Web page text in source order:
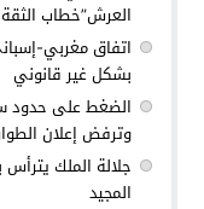
العرش”خطاب الثقة
اتفاق مغربي-
بشكل غير قانوني
الضغط على حدود
وترفض إعلان
جلالة الملك
المجيد